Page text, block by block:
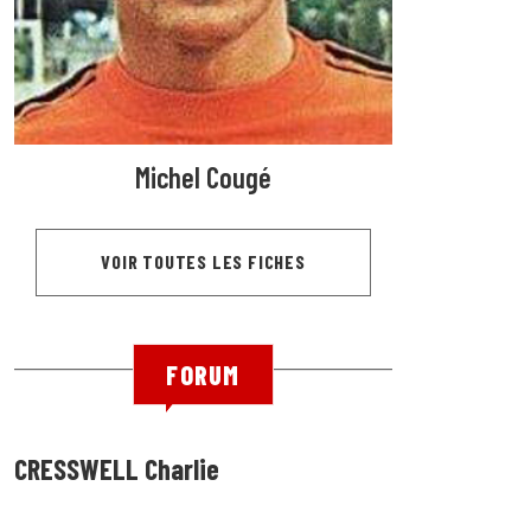
Michel Cougé
VOIR TOUTES LES FICHES
FORUM
CRESSWELL Charlie